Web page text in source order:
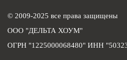
© 2009-2025 все права защищены
ООО "ДЕЛЬТА ХОУМ"
ОГРН "1225000068480" ИНН